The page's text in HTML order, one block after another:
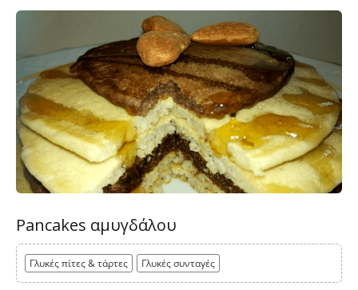
Pancakes αμυγδάλου
Γλυκές πίτες & τάρτες Γλυκές συνταγές